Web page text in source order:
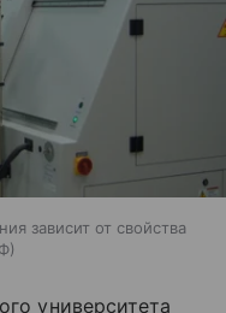
зависит от свойства
университета